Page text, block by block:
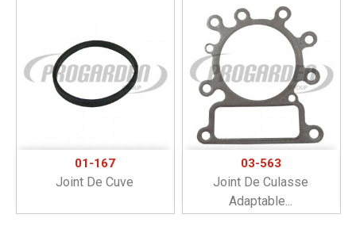
01-167
Joint De Cuve
03-563
Joint De Culasse
Adaptable...